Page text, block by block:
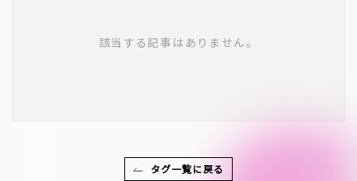
該当する記事はありません。
タグ一覧に戻る